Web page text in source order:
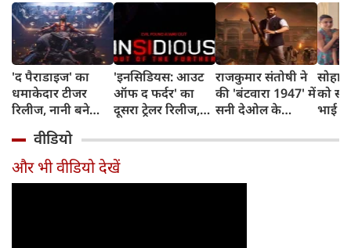
'द पैराडाइज' का
धमाकेदार टीजर
रिलीज, नानी बने
नेता, राघव जुयाल के
विलेन अवतार ने
मचाया तहलका
'इनसिडियस: आउट
ऑफ द फर्दर' का
दूसरा ट्रेलर रिलीज,
डरावना चैप्टर लेकर
लौट रही हॉरर
फ्रैंचाइजी
राजकुमार संतोषी ने
की 'बंटवारा 1947' में
सनी देओल के
सुपरहीरोज़ से तुलना,
को
भाई
शादी
वीडियो
और भी वीडियो देखें